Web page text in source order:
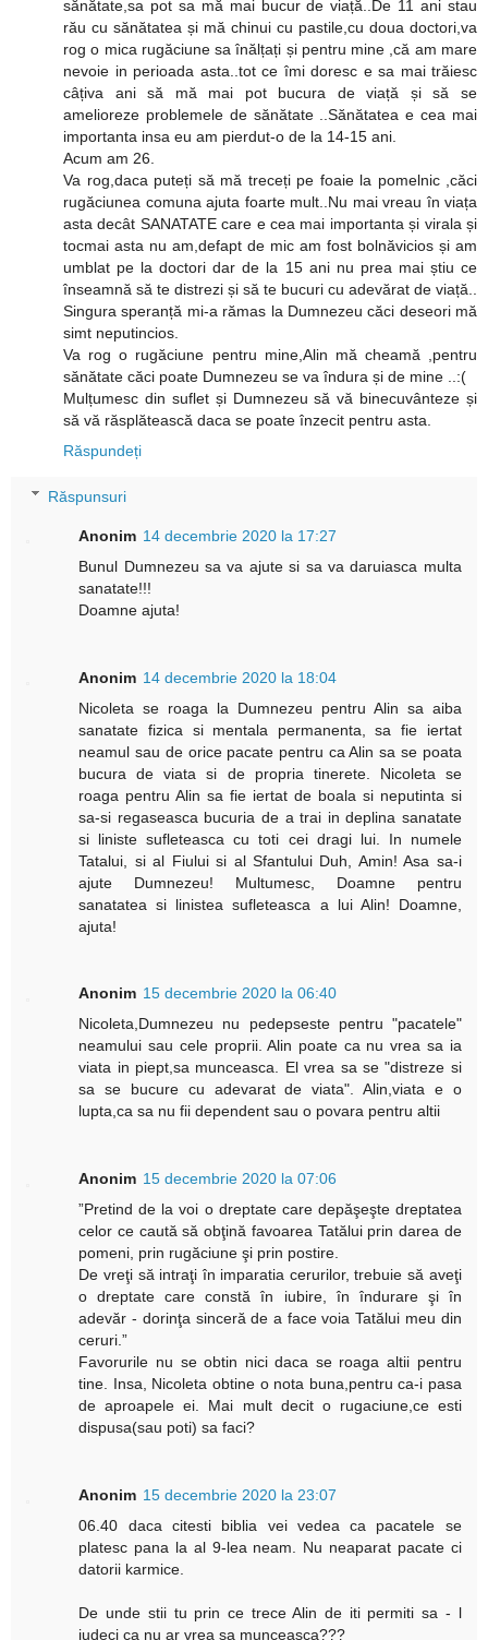
sănătate,sa pot sa mă mai bucur de viață..De 11 ani stau
rău cu sănătatea și mă chinui cu pastile,cu doua doctori,va
rog o mica rugăciune sa înălțați și pentru mine ,că am mare
nevoie in perioada asta..tot ce îmi doresc e sa mai trăiesc
câțiva ani să mă mai pot bucura de viață și să se
amelioreze problemele de sănătate ..Sănătatea e cea mai
importanta insa eu am pierdut-o de la 14-15 ani.
Acum am 26.
Va rog,daca puteți să mă treceți pe foaie la pomelnic ,căci
rugăciunea comuna ajuta foarte mult..Nu mai vreau în viața
asta decât SANATATE care e cea mai importanta și virala și
tocmai asta nu am,defapt de mic am fost bolnăvicios și am
umblat pe la doctori dar de la 15 ani nu prea mai știu ce
înseamnă să te distrezi și să te bucuri cu adevărat de viață..
Singura speranță mi-a rămas la Dumnezeu căci deseori mă
simt neputincios.
Va rog o rugăciune pentru mine,Alin mă cheamă ,pentru
sănătate căci poate Dumnezeu se va îndura și de mine ..:(
Mulțumesc din suflet și Dumnezeu să vă binecuvânteze și
să vă răsplătească daca se poate înzecit pentru asta.
Răspundeți
Răspunsuri
Anonim 14 decembrie 2020 la 17:27
Bunul Dumnezeu sa va ajute si sa va daruiasca multa
sanatate!!!
Doamne ajuta!
Anonim 14 decembrie 2020 la 18:04
Nicoleta se roaga la Dumnezeu pentru Alin sa aiba
sanatate fizica si mentala permanenta, sa fie iertat
neamul sau de orice pacate pentru ca Alin sa se poata
bucura de viata si de propria tinerete. Nicoleta se
roaga pentru Alin sa fie iertat de boala si neputinta si
sa-si regaseasca bucuria de a trai in deplina sanatate
si liniste sufleteasca cu toti cei dragi lui. In numele
Tatalui, si al Fiului si al Sfantului Duh, Amin! Asa sa-i
ajute Dumnezeu! Multumesc, Doamne pentru
sanatatea si linistea sufleteasca a lui Alin! Doamne,
ajuta!
Anonim 15 decembrie 2020 la 06:40
Nicoleta,Dumnezeu nu pedepseste pentru "pacatele"
neamului sau cele proprii. Alin poate ca nu vrea sa ia
viata in piept,sa munceasca. El vrea sa se "distreze si
sa se bucure cu adevarat de viata". Alin,viata e o
lupta,ca sa nu fii dependent sau o povara pentru altii
Anonim 15 decembrie 2020 la 07:06
”Pretind de la voi o dreptate care depăşeşte dreptatea
celor ce caută să obţină favoarea Tatălui prin darea de
pomeni, prin rugăciune şi prin postire.
De vreţi să intraţi în imparatia cerurilor, trebuie să aveţi
o dreptate care constă în iubire, în îndurare şi în
adevăr - dorinţa sinceră de a face voia Tatălui meu din
ceruri.”
Favorurile nu se obtin nici daca se roaga altii pentru
tine. Insa, Nicoleta obtine o nota buna,pentru ca-i pasa
de aproapele ei. Mai mult decit o rugaciune,ce esti
dispusa(sau poti) sa faci?
Anonim 15 decembrie 2020 la 23:07
06.40 daca citesti biblia vei vedea ca pacatele se
platesc pana la al 9-lea neam. Nu neaparat pacate ci
datorii karmice.
De unde stii tu prin ce trece Alin de iti permiti sa - l
judeci ca nu ar vrea sa munceasca???